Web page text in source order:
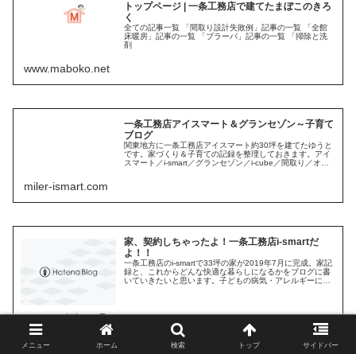
トップページ | 一条工務店で建てたまぼこのきろ
く
全ての記事一覧 「間取り設計失敗例」記事の一覧 「全館
床暖房」記事の一覧 「ブラーバ」記事の一覧 「掃除と洗
剤
www.maboko.net
一条工務店アイスマート＆グランセゾン～子育て
ブログ
関東地方に一条工務店アイスマート約30坪を建てたゆうと
です。家づくり＆子育ての記録を整理しておきます。アイ
スマート／i-smart／グランセゾン／i-cube／間取り／オプ
miler-ismart.com
家、契約しちゃったよ！一条工務店i-smartだ
よ！！
一条工務店のi-smartで33坪の家が2019年7月に完成。家記
録と、これからどんな快適な暮らしになるかをブログに書
いていきたいと思います。子どもの病気・アレルギーに関
www.petit-isma7.com
メニュー ホーム 検索 トップ サイドバー